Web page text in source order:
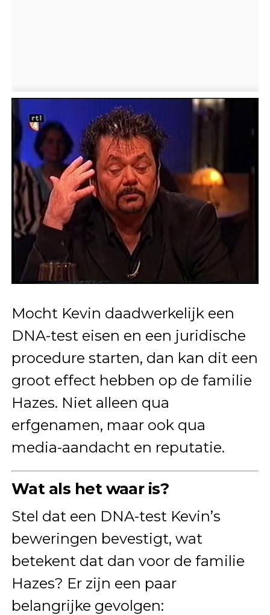
Mocht Kevin daadwerkelijk een
DNA-test eisen en een juridische
procedure starten, dan kan dit een
groot effect hebben op de familie
Hazes. Niet alleen qua
erfgenamen, maar ook qua
media-aandacht en reputatie.
Wat als het waar is?
Stel dat een DNA-test Kevin’s
beweringen bevestigt, wat
betekent dat dan voor de familie
Hazes? Er zijn een paar
belangrijke gevolgen: